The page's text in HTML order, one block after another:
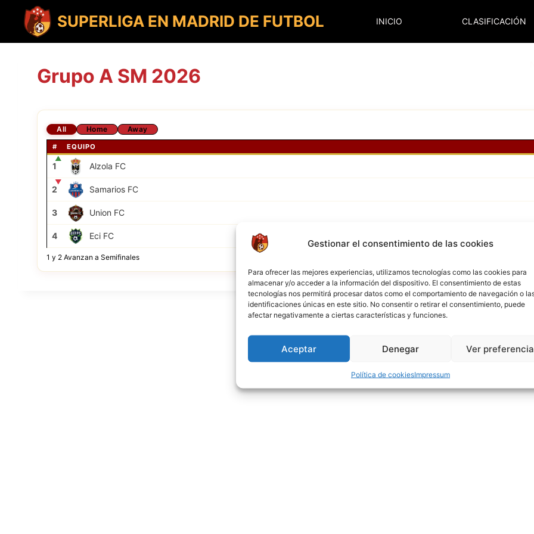
Gestionar el consentimiento de las cookies
Para ofrecer las mejores experiencias, utilizamos tecnologías como las cookies para
almacenar y/o acceder a la información del dispositivo. El consentimiento de estas
tecnologías nos permitirá procesar datos como el comportamiento de navegación o
identificaciones únicas en este sitio. No consentir o retirar el consentimiento, puede
afectar negativamente a ciertas características y funciones.
Aceptar Denegar Ver
Política de cookiesImpressum
contenido
SUPERLIGA EN MADRID DE FUTBOL INICIO CLASIFICACIÓN
Grupo A SM 2026
All Home Away
# EQUIPO
1
▲
Alzola FC
2
▼
Samarios FC
3 Union FC
4 Eci FC
1 y 2 Avanzan a Semifinales